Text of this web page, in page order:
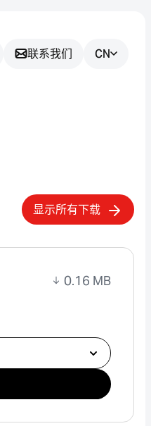
联系我们 CN
显示所有下载
0.16 MB